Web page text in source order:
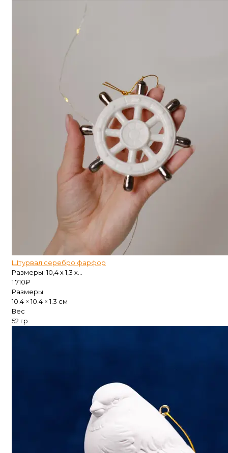
Штурвал серебро фарфор
Размеры: 10,4 х 1,3 х...
1 710₽
Размеры
10.4 × 10.4 × 1.3 см
Вес
52 гр